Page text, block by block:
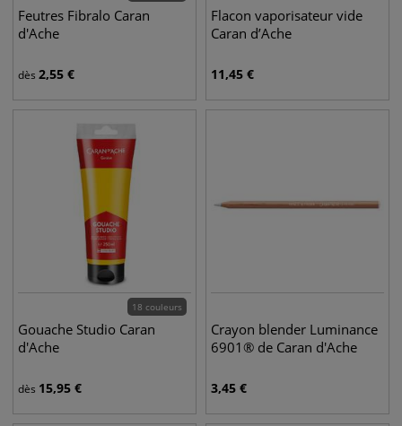
Feutres Fibralo Caran
d'Ache
dès 2,55 €
Flacon vaporisateur vide
Caran d’Ache
11,45 €
18 couleurs
Gouache Studio Caran
d'Ache
dès 15,95 €
Crayon blender Luminance
6901® de Caran d'Ache
3,45 €